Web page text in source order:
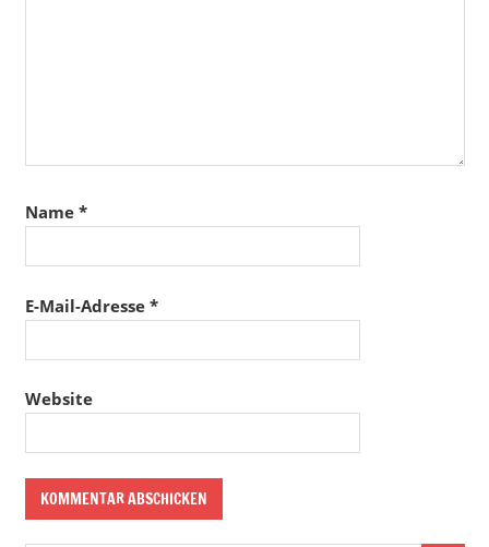
Name *
E-Mail-Adresse *
Website